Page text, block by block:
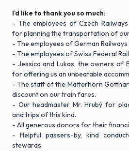
I’d like to thank you so much:
- The employees of Czech
for planning the transportation of
- The employees of German Railways
- The employees of Swiss Federal
- Jessica and Lukas, the owners of
for offering us an unbeatable
- The staff of the Matterhorn
discount on our train fares.
- Our headmaster Mr. Hrubý for
and trips of this kind.
- All generous donors for their
- Helpful passers-by, kind
stewards.